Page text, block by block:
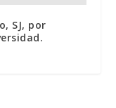
SJ, por